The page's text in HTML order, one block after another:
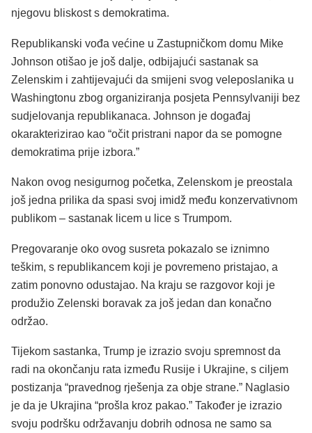
njegovu bliskost s demokratima.
Republikanski vođa većine u Zastupničkom domu Mike
Johnson otišao je još dalje, odbijajući sastanak sa
Zelenskim i zahtijevajući da smijeni svog veleposlanika u
Washingtonu zbog organiziranja posjeta Pennsylvaniji bez
sudjelovanja republikanaca. Johnson je događaj
okarakterizirao kao “očit pristrani napor da se pomogne
demokratima prije izbora.”
Nakon ovog nesigurnog početka, Zelenskom je preostala
još jedna prilika da spasi svoj imidž među konzervativnom
publikom – sastanak licem u lice s Trumpom.
Pregovaranje oko ovog susreta pokazalo se iznimno
teškim, s republikancem koji je povremeno pristajao, a
zatim ponovno odustajao. Na kraju se razgovor koji je
produžio Zelenski boravak za još jedan dan konačno
održao.
Tijekom sastanka, Trump je izrazio svoju spremnost da
radi na okončanju rata između Rusije i Ukrajine, s ciljem
postizanja “pravednog rješenja za obje strane.” Naglasio
je da je Ukrajina “prošla kroz pakao.” Također je izrazio
svoju podršku održavanju dobrih odnosa ne samo sa